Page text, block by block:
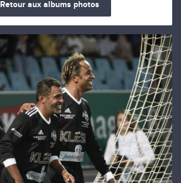
Retour aux albums photos